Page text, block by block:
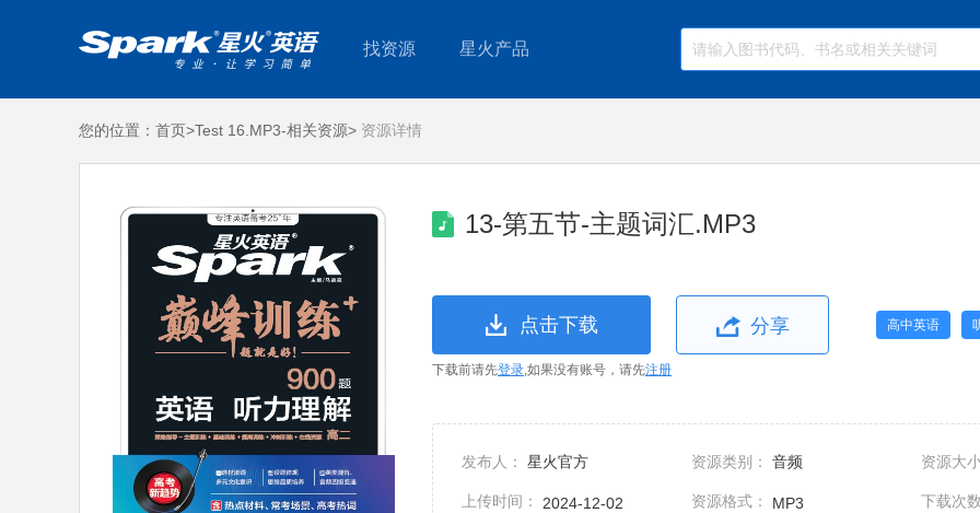
找资源 星火产品
您的位置： 首页>Test 16.MP3-相关资源> 资源详情
13-第五节-主题词汇.MP3
点击下载 分享 高中英语
下载前请先登录,如果没有账号，请先注册
发布人： 星火官方 资源类别： 音频 资源大小
上传时间： 2024-12-02 资源格式： MP3 下载次数